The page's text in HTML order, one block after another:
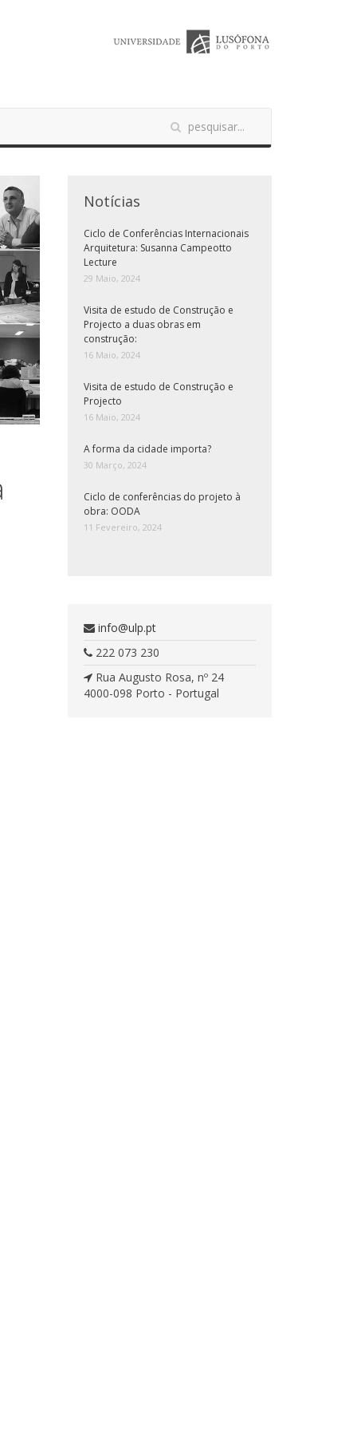
Notícias
Ciclo de Conferências Internacionais
Arquitetura: Susanna Campeotto
Lecture
29 Maio, 2024
Visita de estudo de Construção e
Projecto a duas obras em
construção:
16 Maio, 2024
Visita de estudo de Construção e
Projecto
16 Maio, 2024
A forma da cidade importa?
30 Março, 2024
Ciclo de conferências do projeto à
obra: OODA
11 Fevereiro, 2024
info@ulp.pt
222 073 230
Rua Augusto Rosa, nº 24
4000-098 Porto - Portugal